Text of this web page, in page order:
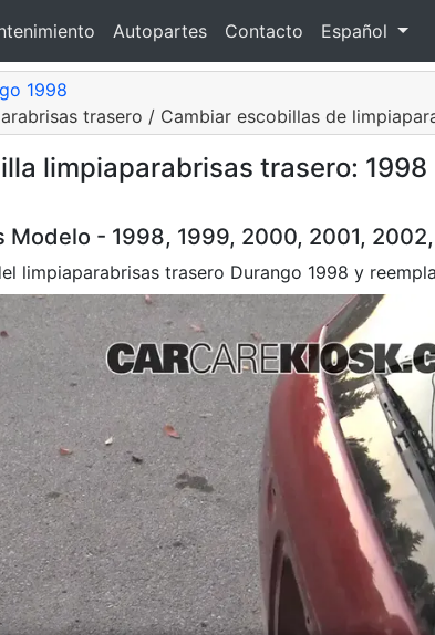
Autopartes Contacto Español
1998
trasero / Cambiar escobillas de
limpiaparabrisas trasero: 1998
Modelo - 1998, 1999, 2000, 2001,
limpiaparabrisas trasero Durango 1998 y